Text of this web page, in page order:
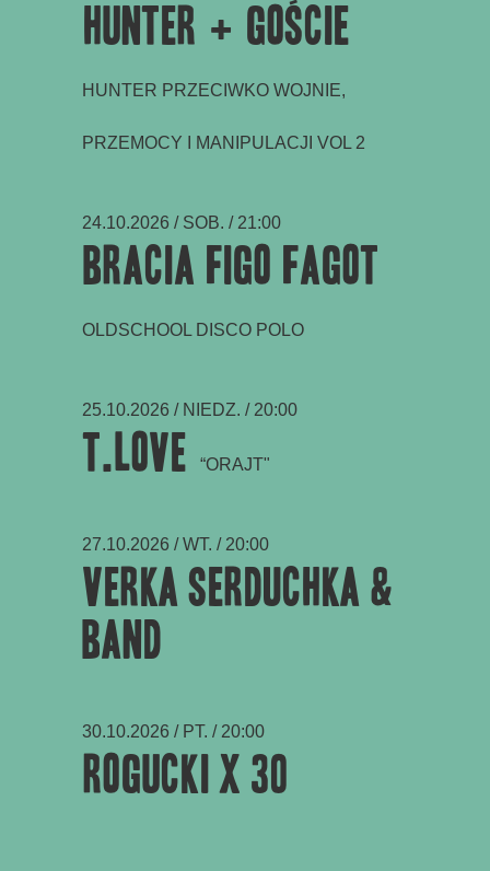
Hunter + goście
HUNTER PRZECIWKO WOJNIE,
PRZEMOCY I MANIPULACJI VOL 2
24.10.2026 / SOB. / 21:00
Bracia Figo Fagot
OLDSCHOOL DISCO POLO
25.10.2026 / NIEDZ. / 20:00
T.LOVE “ORAJT"
27.10.2026 / WT. / 20:00
VERKA SERDUCHKA &
BAND
30.10.2026 / PT. / 20:00
Rogucki x 30